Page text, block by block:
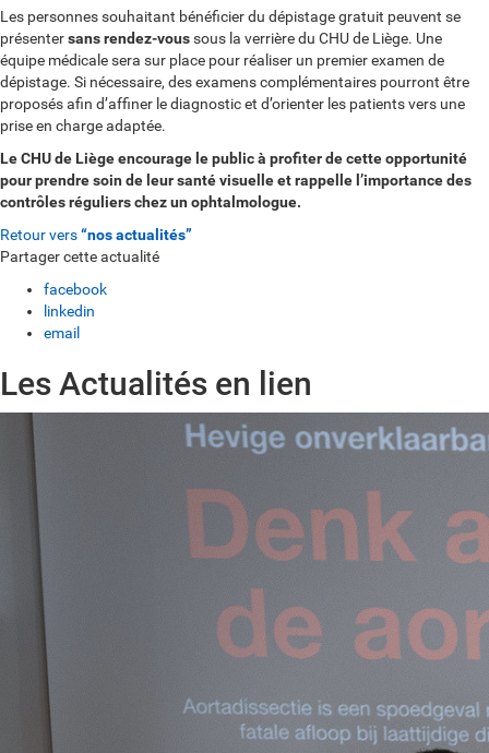
Les personnes souhaitant bénéficier du dépistage gratuit peuvent se
présentersans rendez-voussous la verrière du CHU de Liège. Une
équipe médicale sera sur place pour réaliser un premier examen de
dépistage. Si nécessaire, des examens complémentaires pourront être
proposés afin d’affiner le diagnostic et d’orienter les patients vers une
prise en charge adaptée.
Le CHU de Liège encourage le public à profiter de cette opportunité
pour prendre soin de leur santé visuelle et rappelle l’importance des
contrôles réguliers chez un ophtalmologue.
Retour vers“nos actualités”
Partager cette actualité
facebook
linkedin
email
Les Actualités en lien